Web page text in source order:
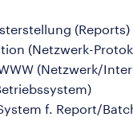
(Reports)
(Netzwerk-
(Netzwerk/
f. Report/